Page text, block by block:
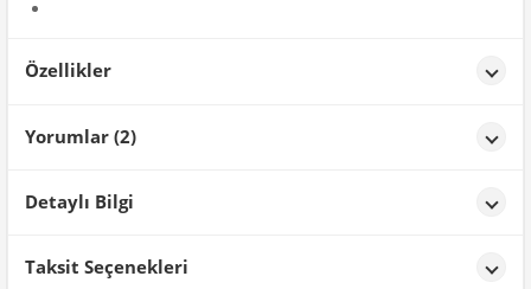
Özellikler
Yorumlar (2)
Detaylı Bilgi
Ürün Detayları;
Taksit Seçenekleri